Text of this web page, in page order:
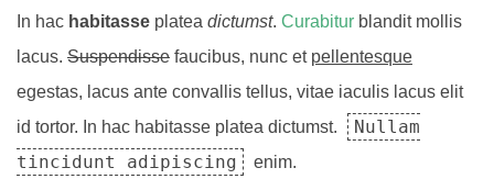
In hac habitasse platea dictumst. Curabitur blandit mollis
lacus. Suspendisse faucibus, nunc et pellentesque
egestas, lacus ante convallis tellus, vitae iaculis lacus elit
id tortor. In hac habitasse platea dictumst.
Nullam
tincidunt adipiscing
enim.